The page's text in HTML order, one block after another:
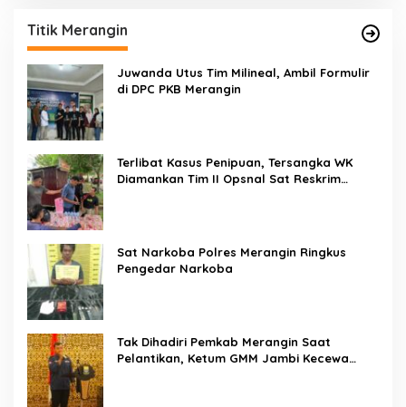
Titik Merangin
Juwanda Utus Tim Milineal, Ambil Formulir
di DPC PKB Merangin
Terlibat Kasus Penipuan, Tersangka WK
Diamankan Tim II Opsnal Sat Reskrim
Sat Narkoba Polres Merangin Ringkus
Pengedar Narkoba
Tak Dihadiri Pemkab Merangin Saat
Pelantikan, Ketum GMM Jambi Kecewa